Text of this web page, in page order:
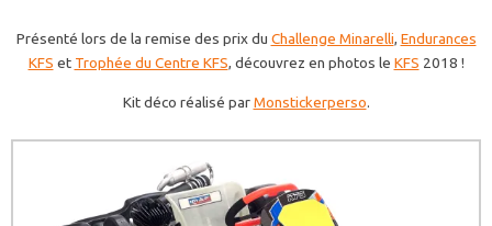
Présenté lors de la remise des prix du Challenge Minarelli, Endurances
KFS et Trophée du Centre KFS, découvrez en photos le KFS 2018 !
Kit déco réalisé parMonstickerperso.